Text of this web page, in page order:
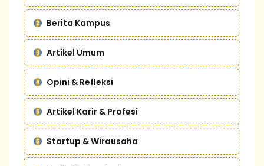
Berita Kampus
Artikel Umum
Opini & Refleksi
Artikel Karir & Profesi
Startup & Wirausaha